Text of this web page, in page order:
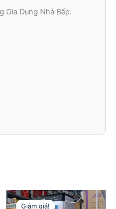
Dụng Nhà Bếp:
Giảm giá!
Giảm giá!